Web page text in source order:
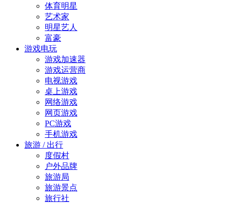
体育明星
艺术家
明星艺人
富豪
游戏电玩
游戏加速器
游戏运营商
电视游戏
桌上游戏
网络游戏
网页游戏
PC游戏
手机游戏
旅游 / 出行
度假村
户外品牌
旅游局
旅游景点
旅行社